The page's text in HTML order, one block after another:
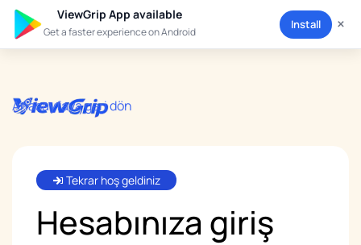
ViewGrip App available
Get a faster experience on Android
Install ×
Anasayfaya geri dön
Tekrar hoş geldiniz
Hesabınıza giriş